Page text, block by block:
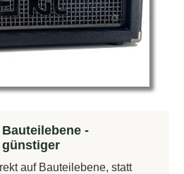
-
auf Bauteilebene, statt